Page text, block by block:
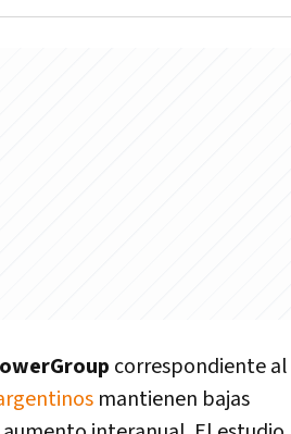
correspondiente al
mantienen bajas